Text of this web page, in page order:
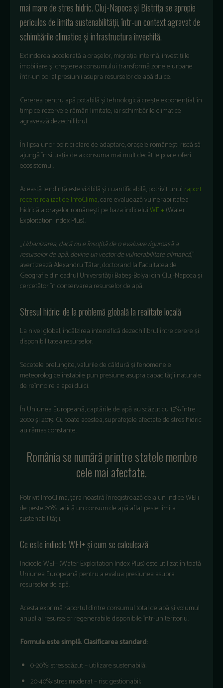
mai mare de stres hidric. Cluj-Napoca și Bistrița se apropie
periculos de limita sustenabilității, într-un context agravat de
schimbările climatice și infrastructura învechită.
Extinderea accelerată a orașelor, migrația internă, investițiile
imobiliare și creșterea consumului transformă zonele urbane
într-un pol al presiunii asupra resurselor de apă dulce.
Cererea pentru apă potabilă și tehnologică crește exponențial,în
timp ce rezervele rămân limitate, iar schimbările climatice
agravează dezechilibrul.
În lipsa unor politici clare de adaptare, orașele românești riscă să
ajungăîn situația de a consuma mai mult decât le poate oferi
ecosistemul.
Această tendință este vizibilă și cuantificabilă, potrivit unui raport
recent realizat de InfoClima, care evaluează vulnerabilitatea
hidrică a orașelor românești pe baza indiceluiWEI+(Water
Exploitation Index Plus).
„Urbanizarea, dacă nu eînsoțită de o evaluare riguroasă a
resurselor de apă, devine un vector de vulnerabilitate climatică,”
avertizează Alexandru Tătar, doctorand la Facultatea de
Geografie din cadrul Universității Babeș-Bolyai din Cluj-Napoca și
cercetătorîn conservarea resurselor de apă.
Stresul hidric: de la problemă globală la realitate locală
La nivel global,încălzirea intensificădezechilibrulîntrecerereși
disponibilitatea resurselor.
Secetele prelungite,valuriledecăldurășifenomenele
meteorologice instabile pun presiune asupracapacității naturale
de reînnoire a apeidulci.
În Uniunea Europeană,captărilede apă auscăzutcu 15%între
2000și2019.Cutoate acestea,suprafețele afectatedestreshidric
au rămasconstante.
Româniasenumărăprintrestatelemembre
celemaiafectate.
PotrivitInfoClima,țara noastrăînregistreazădeja un indiceWEI+
de peste20%,adică unconsumde apă aflatpeste limita
sustenabilității.
Ce este indicele WEI+și cum se calculează
Indicele WEI+ (Water Exploitation Index Plus) este utilizatîntoată
Uniunea Europeană pentru aevalua presiunea asupra
resurselorde apă.
Acestaexprimă raportuldintreconsumultotal de apășivolumul
anual al resurselor regenerabiledisponibileîntr-unteritoriu.
Formulaestesimplă.Clasificareastandard:
0-20%:stresscăzut–utilizaresustenabilă;
20-40%:stresmoderat–riscgestionabil;